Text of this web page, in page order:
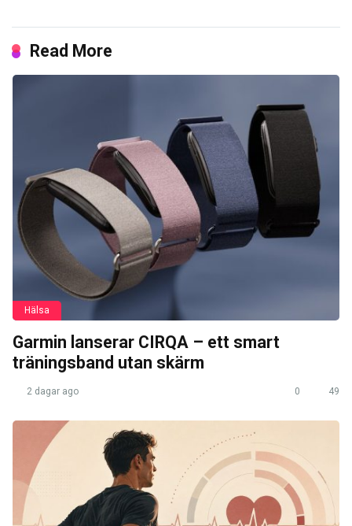
Read More
Hälsa
Garmin lanserar CIRQA – ett smart
träningsband utan skärm
2 dagar ago 0 49